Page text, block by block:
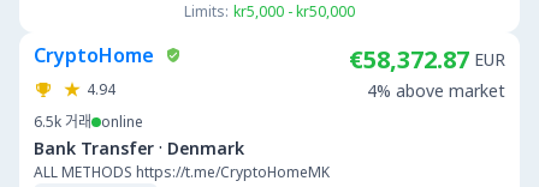
Limits: kr5,000 - kr50,000
CryptoHome
4.94
6.5k 거래 online
Bank Transfer · Denmark
ALL METHODS https://t.me/CryptoHomeMK
€58,372.87 EUR
4% above market